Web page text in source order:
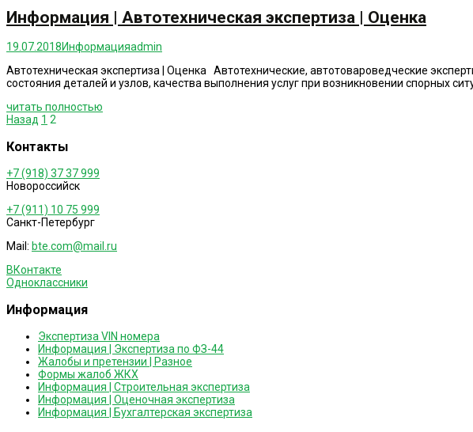
Информация | Автотехническая экспертиза | Оценка
19.07.2018Информацияadmin
Автотехническая экспертиза | Оценка Автотехнические, автотовароведческие
состояния деталей и узлов, качества выполнения услуг при возникновении спорных
читать полностью
Пагинация
записей
Назад 1 2
Контакты
+7 (918) 37 37 999
Новороссийск
+7 (911) 10 75 999
Санкт-Петербург
Mail: bte.com@mail.ru
ВКонтакте
Одноклассники
Информация
Экспертиза VIN номера
Информация | Экспертиза по ФЗ-44
Жалобы и претензии | Разное
Формы жалоб ЖКХ
Информация | Строительная экспертиза
Информация | Оценочная экспертиза
Информация | Бухгалтерская экспертиза